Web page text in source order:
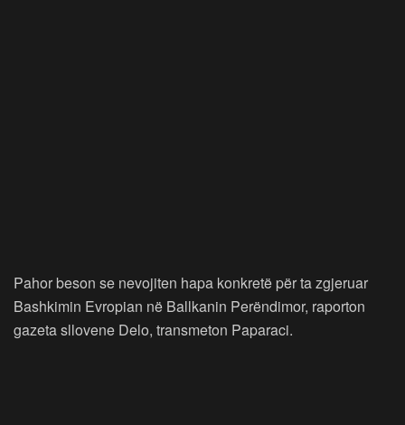
Pahor beson se nevojiten hapa konkretë për ta zgjeruar
Bashkimin Evropian në Ballkanin Perëndimor, raporton
gazeta sllovene Delo, transmeton Paparaci.